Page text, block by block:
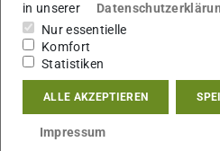
zerstört. Der Wiederaufbau
sein.
Doch wie kann und wird dieser
aussehen? Wer ist daran
Interessen werden dabei
humanitäre Hilfe und welche
in unserer
Nur essentielle
Komfort
Statistiken
ALLE AKZEPTIEREN
Impressum